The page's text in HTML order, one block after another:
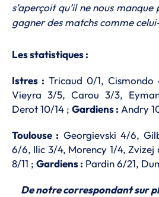
s'aperçoit qu’il ne nous
gagner des matchs comme
Les statistiques :
Istres : Tricaud 0/1, Cismondo
Vieyra 3/5, Carou 3/3,
Derot 10/14 ; Gardiens : Andry
Toulouse : Georgievski 4/6,
6/6, Ilic 3/4, Morency 1/4,
8/11 ; Gardiens : Pardin 6/21,
De notre correspondant sur